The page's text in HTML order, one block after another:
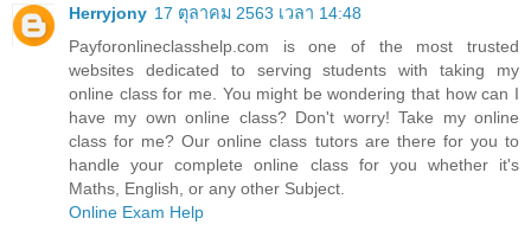
Herryjony 17 ตุลาคม 2563 เวลา 14:48
Payforonlineclasshelp.com is one of the most trusted
websites dedicated to serving students with taking my
online class for me. You might be wondering that how can I
have my own online class? Don't worry! Take my online
class for me? Our online class tutors are there for you to
handle your complete online class for you whether it's
Maths, English, or any other Subject.
Online Exam Help